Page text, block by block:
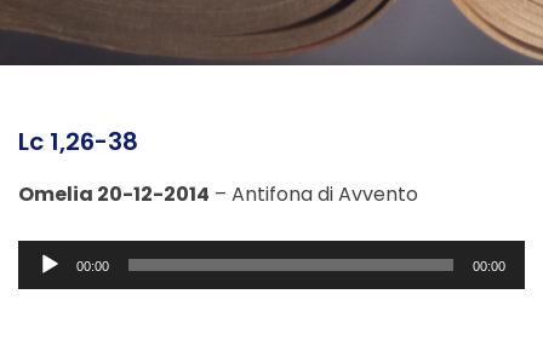
Lc 1,26-38
Omelia 20-12-2014 – Antifona di Avvento
Audio
Player00:00 00:00